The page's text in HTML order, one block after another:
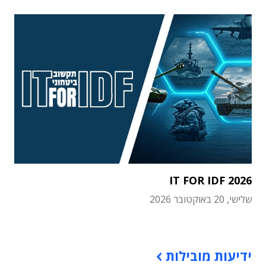
IT FOR IDF 2026
שלישי, 20 באוקטובר 2026
ידיעות מובילות